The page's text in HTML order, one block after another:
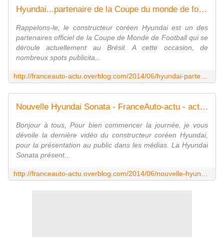
Hyundai...partenaire de la Coupe du monde de football! - FranceAuto-actu - actualité automobile en France et à l'étranger
Rappelons-le, le constructeur coréen Hyundai est un des
partenaires officiel de la Coupe de Monde de Football qui se
déroule actuellement au Brésil. A cette occasion, de
nombreux spots publicita...
Nouvelle Hyundai Sonata - FranceAuto-actu - actualité automobile en France et à l'étranger
Bonjour à tous, Pour bien commencer la journée, je vous
dévoile la dernière vidéo du constructeur coréen Hyundai,
pour la présentation au public dans les médias. La Hyundai
Sonata présent...